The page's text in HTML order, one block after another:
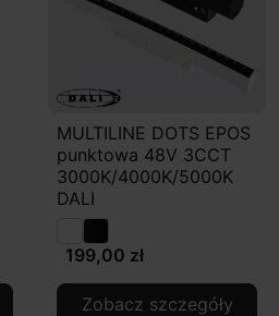
MULTILINE DOTS EPOS
punktowa 48V 3CCT
3000K/4000K/5000K
DALI
199,00 zł
Zobacz szczegóły